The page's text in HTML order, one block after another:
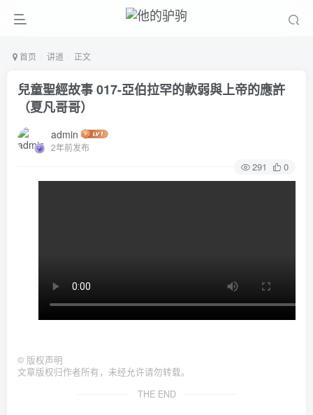
首页 讲道 正文
兒童聖經故事 017-亞伯拉罕的軟弱與上帝的應許
（夏凡哥哥）
admin
2年前发布
291 0
© 版权声明
文章版权归作者所有，未经允许请勿转载。
THE END